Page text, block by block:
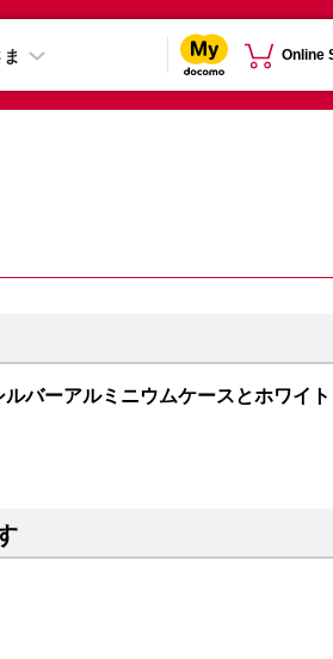
Online
バーアルミニウムケースとホワイト